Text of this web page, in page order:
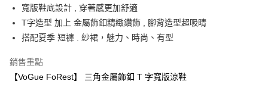
每筆NT$60，滿NT$1,000(含以上)免運費
7-11取貨付款
寬版鞋底設計 , 穿著感更加舒適
T字造型 加上 金屬飾釦精緻鑽飾 , 腳背造型超吸睛
搭配夏季 短褲 . 紗裙，魅力、時尚、有型
銷售重點
【VoGue FoRest】 三角金屬飾釦 T 字寬版涼鞋